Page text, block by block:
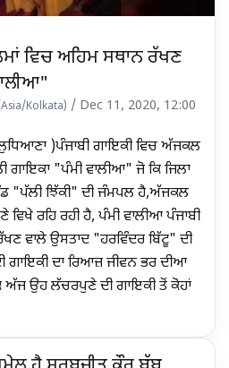
ਵਿਚ ਅਹਿਮ ਸਥਾਨ ਰੱਖਣ
Kolkata) / Dec 11, 2020, 12:00
)ਪੰਜਾਬੀ ਗਾਇਕੀ ਵਿਚ ਅੱਜਕਲ
ਗਾਇਕਾ "ਪੰਮੀ ਵਾਲੀਆ" ਜੋ ਕਿ ਜਿਲਾ
"ਪੱਲੀ ਝਿੱਕੀ" ਦੀ ਜੰਮਪਲ ਹੈ,ਅੱਜਕਲ
ਰਹਿ ਰਹੀ ਹੈ, ਪੰਮੀ ਵਾਲੀਆ ਪੰਜਾਬੀ
ਵਾਲੇ ਉਸਤਾਦ "ਹਰਵਿੰਦਰ ਬਿੱਟੂ" ਦੀ
ਗਾਇਕੀ ਦਾ ਰਿਆਜ਼ ਜੀਵਨ ਭਰ ਦੀਆ
ਉਹ ਲੱਚਰਪੁਣੇ ਦੀ ਗਾਇਕੀ ਤੋਂ ਕੋਹਾਂ